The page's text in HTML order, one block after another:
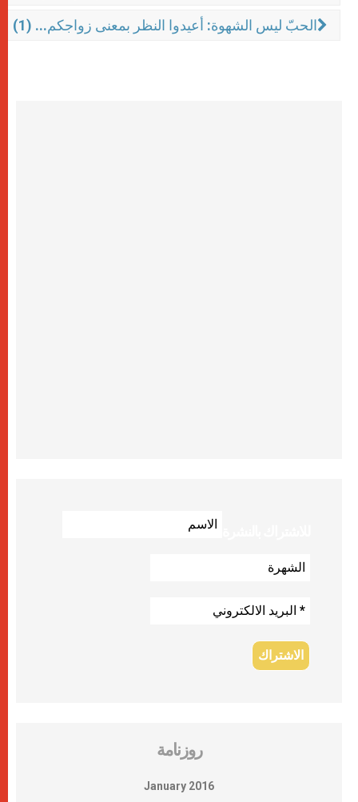
الحبّ ليس الشهوة: أعيدوا النظر بمعنى زواجكم... (1)
روزنامة
January 2016